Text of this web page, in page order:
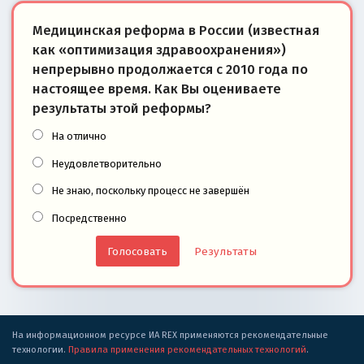
Медицинская реформа в России (известная
как «оптимизация здравоохранения»)
непрерывно продолжается с 2010 года по
настоящее время. Как Вы оцениваете
результаты этой реформы?
На отлично
Неудовлетворительно
Не знаю, поскольку процесс не завершён
Посредственно
Результаты
На информационном ресурсе ИА REX применяются рекомендательные
технологии. Правила применения рекомендательных технологий.